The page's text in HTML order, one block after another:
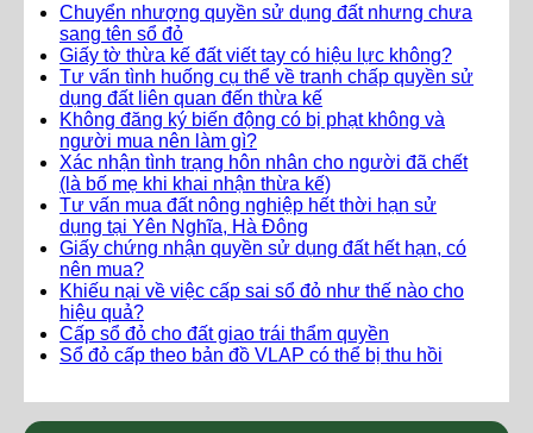
Chuyển nhượng quyền sử dụng đất nhưng chưa
sang tên sổ đỏ
Giấy tờ thừa kế đất viết tay có hiệu lực không?
Tư vấn tình huống cụ thể về tranh chấp quyền sử
dụng đất liên quan đến thừa kế
Không đăng ký biến động có bị phạt không và
người mua nên làm gì?
Xác nhận tình trạng hôn nhân cho người đã chết
(là bố mẹ khi khai nhận thừa kế)
Tư vấn mua đất nông nghiệp hết thời hạn sử
dụng tại Yên Nghĩa, Hà Đông
Giấy chứng nhận quyền sử dụng đất hết hạn, có
nên mua?
Khiếu nại về việc cấp sai sổ đỏ như thế nào cho
hiệu quả?
Cấp sổ đỏ cho đất giao trái thẩm quyền
Sổ đỏ cấp theo bản đồ VLAP có thể bị thu hồi